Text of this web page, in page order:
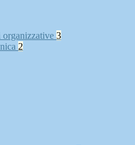
organizzative 3
2